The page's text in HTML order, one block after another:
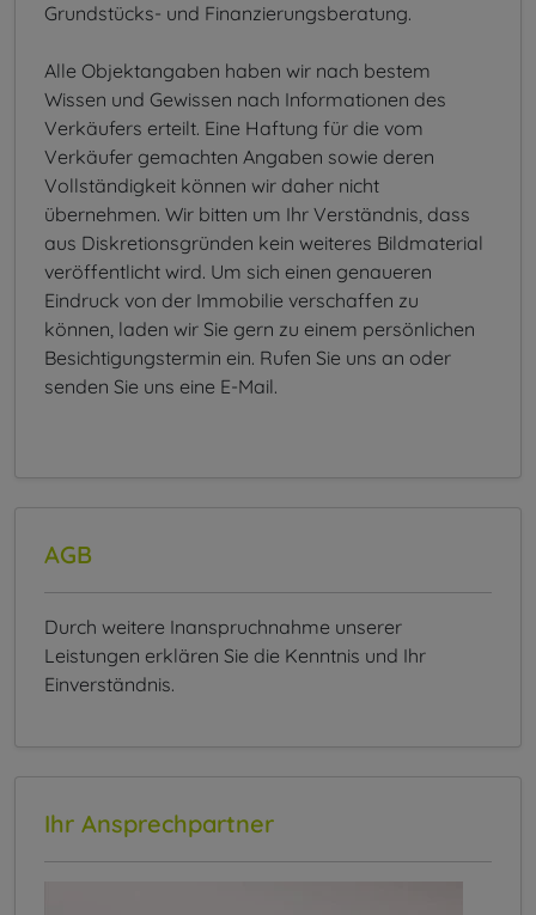
Grundstücks- und Finanzierungsberatung.
Alle Objektangaben haben wir nach bestem
Wissen und Gewissen nach Informationen des
Verkäufers erteilt. Eine Haftung für die vom
Verkäufer gemachten Angaben sowie deren
Vollständigkeit können wir daher nicht
übernehmen. Wir bitten um Ihr Verständnis, dass
aus Diskretionsgründen kein weiteres Bildmaterial
veröffentlicht wird. Um sich einen genaueren
Eindruck von der Immobilie verschaffen zu
können, laden wir Sie gern zu einem persönlichen
Besichtigungstermin ein. Rufen Sie uns an oder
senden Sie uns eine E-Mail.
AGB
Durch weitere Inanspruchnahme unserer
Leistungen erklären Sie die Kenntnis und Ihr
Einverständnis.
Ihr Ansprechpartner